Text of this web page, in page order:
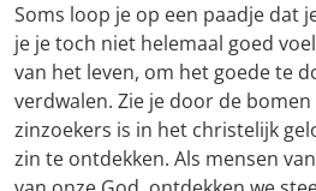
Soms loop je op een paadje dat
je je toch niet helemaal goed
van het leven, om het goede te
verdwalen. Zie je door de
zinzoekers is in het christelijk
zin te ontdekken. Als mensen